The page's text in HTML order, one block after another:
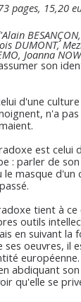
pages, 15,20
DUMONT,
Joanna
son
culture
n'a
est celui
: parler de
masque d'un
tient à ce
outils
en suivant la
ses oeuvres, il
abdiquant
qu'elle se